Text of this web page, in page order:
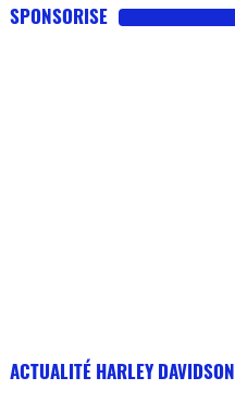
SPONSORISE
ACTUALITÉ HARLEY DAVIDSON